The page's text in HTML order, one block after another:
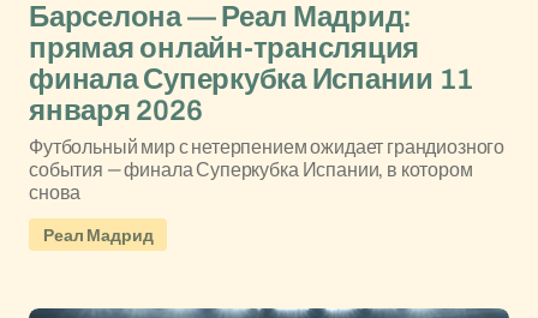
Барселона — Реал Мадрид:
прямая онлайн-трансляция
финала Суперкубка Испании 11
января 2026
Футбольный мир с нетерпением ожидает грандиозного
события — финала Суперкубка Испании, в котором
снова
Реал Мадрид